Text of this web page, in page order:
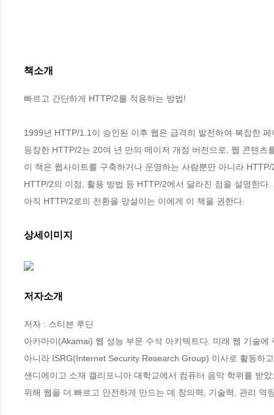
책소개
빠르고 간단하게 HTTP/2를 적용하는 방법!
1999년 HTTP/1.1이 승인된 이후 웹은 급격히 발전하여 복잡한
등장한 HTTP/2는 20여 년 만의 메이저 개정 버전으로, 웹 콘텐츠
이 책은 웹사이트를 구축하거나 운영하는 사람뿐만 아니라
HTTP/2의 이점, 활용 방법 등 HTTP/2에서 달라진 점을 설명한
아직 HTTP/2로의 전환을 망설이는 이에게 이 책을 권한다.
상세이미지
저자소개
저자 : 스티븐 루딘
아카마이(Akamai) 웹 성능 부문 수석 아키텍트다. 미래 웹 기술
아니라 ISRG(Internet Security Research Group) 이사로 활동하
샌디에이고 소재 캘리포니아 대학교에서 컴퓨터 음악 학위를 받
위해 웹을 더 빠르고 안전하게 만드는 데 창의력, 기술력, 관리 역